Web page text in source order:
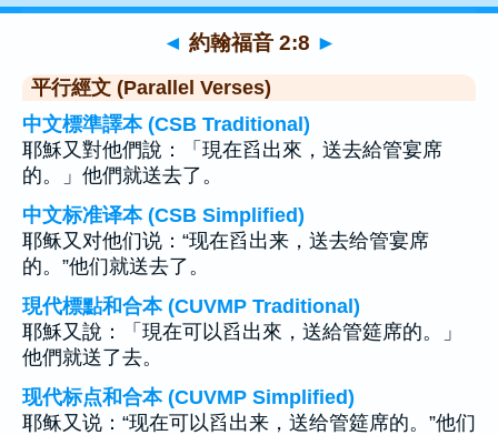
◄ 約翰福音 2:8 ►
平行經文 (Parallel Verses)
中文標準譯本 (CSB Traditional)
耶穌又對他們說：「現在舀出來，送去給管宴席
的。」他們就送去了。
中文标准译本 (CSB Simplified)
耶稣又对他们说：“现在舀出来，送去给管宴席
的。”他们就送去了。
現代標點和合本 (CUVMP Traditional)
耶穌又說：「現在可以舀出來，送給管筵席的。」
他們就送了去。
现代标点和合本 (CUVMP Simplified)
耶稣又说：“现在可以舀出来，送给管筵席的。”他们